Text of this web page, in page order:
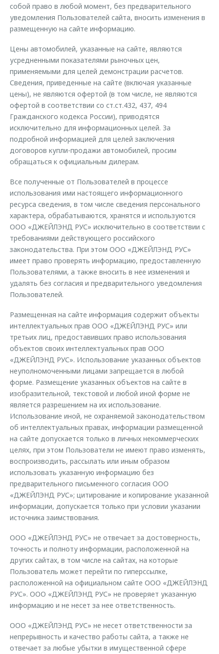
собой право в любой момент, без предварительного
уведомления Пользователей сайта, вносить изменения в
размещенную на сайте информацию.
Цены автомобилей, указанные на сайте, являются
усредненными показателями рыночных цен,
применяемыми для целей демонстрации расчетов.
Сведения, приведенные на сайте (включая указанные
цены), не являются офертой (в том числе, не являются
офертой в соответствии со ст.ст.432, 437, 494
Гражданского кодекса России), приводятся
исключительно для информационных целей. За
подробной информацией для целей заключения
договоров купли-продажи автомобилей, просим
обращаться к официальным дилерам.
Все полученные от Пользователей в процессе
использования ими настоящего информационного
ресурса сведения, в том числе сведения персонального
характера, обрабатываются, хранятся и используются
ООО «ДЖЕЙЛЭНД РУС» исключительно в соответствии с
требованиями действующего российского
законодательства. При этом ООО «ДЖЕЙЛЭНД РУС»
имеет право проверять информацию, предоставленную
Пользователями, а также вносить в нее изменения и
удалять без согласия и предварительного уведомления
Пользователей.
Размещенная на сайте информация содержит объекты
интеллектуальных прав ООО «ДЖЕЙЛЭНД РУС» или
третьих лиц, предоставивших право использования
объектов своих интеллектуальных прав ООО
«ДЖЕЙЛЭНД РУС». Использование указанных объектов
неуполномоченными лицами запрещается в любой
форме. Размещение указанных объектов на сайте в
изобразительной, текстовой и любой иной форме не
является разрешением на их использование.
Использование иной, не охраняемой законодательством
об интеллектуальных правах, информации размещенной
на сайте допускается только в личных некоммерческих
целях, при этом Пользователи не имеют право изменять,
воспроизводить, рассылать или иным образом
использовать указанную информацию без
предварительного письменного согласия ООО
«ДЖЕЙЛЭНД РУС»; цитирование и копирование указанной
информации, допускается только при условии указании
источника заимствования.
ООО «ДЖЕЙЛЭНД РУС» не отвечает за достоверность,
точность и полноту информации, расположенной на
других сайтах, в том числе на сайтах, на которые
Пользователь может перейти по гиперссылке,
расположенной на официальном сайте ООО «ДЖЕЙЛЭНД
РУС». ООО «ДЖЕЙЛЭНД РУС» не проверяет указанную
информацию и не несет за нее ответственность.
ООО «ДЖЕЙЛЭНД РУС» не несет ответственности за
непрерывность и качество работы сайта, а также не
отвечает за любые убытки в имущественной сфере